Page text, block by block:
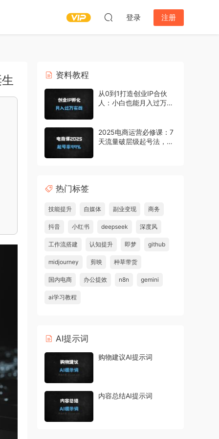
登录 注册
资料教程
从0到1打造创业IP合伙
人：小白也能月入过万的
2025电商运营必修课：7
天流量破层级起号法，
热门标签
技能提升 自媒体 副业变现 商务
抖音 小红书 deepseek 深度风
工作流搭建 认知提升 即梦 github
midjourney 剪映 种草带货
国内电商 办公提效 n8n gemini
ai学习教程
AI提示词
购物建议AI提示词
内容总结AI提示词